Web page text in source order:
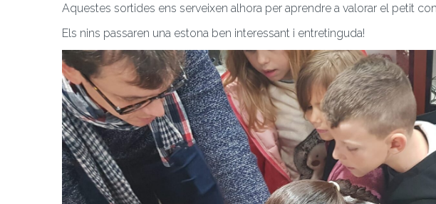
Aquestes sortides ens serveixen alhora per aprendre a valorar el petit
Els nins passaren una estona ben interessant i entretinguda!